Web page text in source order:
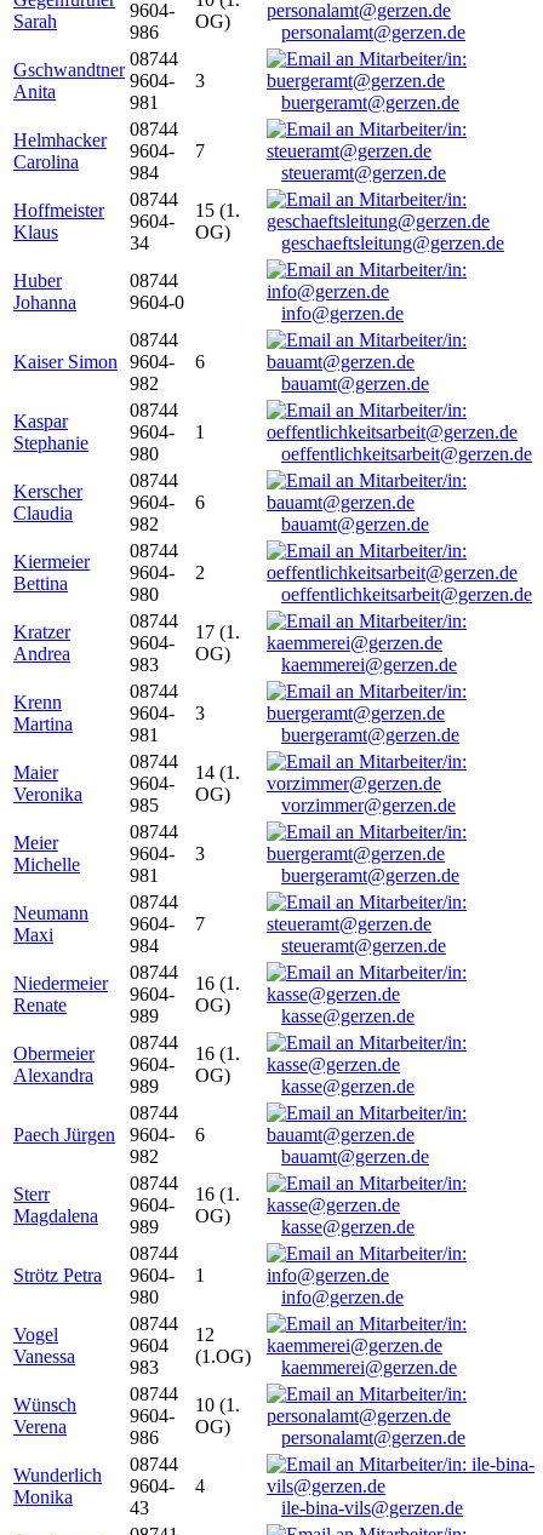
Sarah
9604-
986
OG)
personalamt@gerzen.de
Gschwandtner
Anita
08744
9604-
981
3
buergeramt@gerzen.de
Helmhacker
Carolina
08744
9604-
984
7
steueramt@gerzen.de
Hoffmeister
Klaus
08744
9604-
34
15 (1.
OG)
geschaeftsleitung@gerzen.de
Huber
Johanna
08744
9604-0
info@gerzen.de
Kaiser Simon
08744
9604-
982
6
bauamt@gerzen.de
Kaspar
Stephanie
08744
9604-
980
1
oeffentlichkeitsarbeit@gerzen.de
Kerscher
Claudia
08744
9604-
982
6
bauamt@gerzen.de
Kiermeier
Bettina
08744
9604-
980
2
oeffentlichkeitsarbeit@gerzen.de
Kratzer
Andrea
08744
9604-
983
17 (1.
OG)
kaemmerei@gerzen.de
Krenn
Martina
08744
9604-
981
3
buergeramt@gerzen.de
Maier
Veronika
08744
9604-
985
14 (1.
OG)
vorzimmer@gerzen.de
Meier
Michelle
08744
9604-
981
3
buergeramt@gerzen.de
Neumann
Maxi
08744
9604-
984
7
steueramt@gerzen.de
Niedermeier
Renate
08744
9604-
989
16 (1.
OG)
kasse@gerzen.de
Obermeier
Alexandra
08744
9604-
989
16 (1.
OG)
kasse@gerzen.de
Paech Jürgen
08744
9604-
982
6
bauamt@gerzen.de
Sterr
Magdalena
08744
9604-
989
16 (1.
OG)
kasse@gerzen.de
Strötz Petra
08744
9604-
980
1
info@gerzen.de
Vogel
Vanessa
08744
9604
983
12
(1.OG)
kaemmerei@gerzen.de
Wünsch
Verena
08744
9604-
986
10 (1.
OG)
personalamt@gerzen.de
Wunderlich
Monika
08744
9604-
43
4
ile-bina-vils@gerzen.de